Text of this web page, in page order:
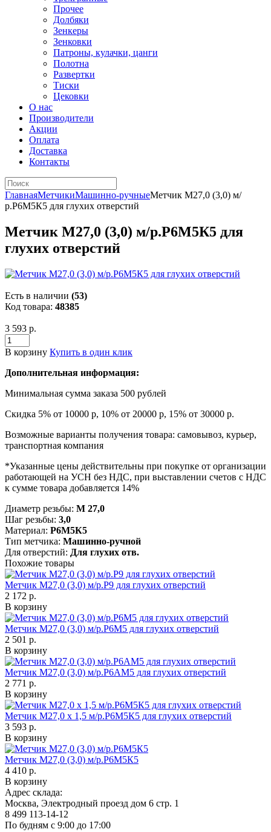
Прочее
Долбяки
Зенкеры
Зенковки
Патроны, кулачки, цанги
Полотна
Развертки
Тиски
Цековки
О нас
Производители
Акции
Оплата
Доставка
Контакты
ГлавнаяМетчикиМашинно-ручныеМетчик М27,0 (3,0) м/
р.Р6М5К5 для глухих отверстий
Метчик М27,0 (3,0) м/р.Р6М5К5 для
глухих отверстий
Есть в наличии (53)
Код товара: 48385
3 593 р.
В корзину Купить в один клик
Дополнительная информация:
Минимальная сумма заказа 500 рублей
Скидка 5% от 10000 р, 10% от 20000 р, 15% от 30000 р.
Возможные варианты получения товара: самовывоз, курьер,
транспортная компания
*Указанные цены действительны при покупке от организации
работающей на УСН без НДС, при выставлении счетов с НДС
к сумме товара добавляется 14%
Диаметр резьбы: М 27,0
Шаг резьбы: 3,0
Материал: Р6М5К5
Тип метчика: Машинно-ручной
Для отверстий: Для глухих отв.
Похожие товары
Метчик М27,0 (3,0) м/р.Р9 для глухих отверстий
2 172 р.
В корзину
Метчик М27,0 (3,0) м/р.Р6М5 для глухих отверстий
2 501 р.
В корзину
Метчик М27,0 (3,0) м/р.Р6АМ5 для глухих отверстий
2 771 р.
В корзину
Метчик М27,0 х 1,5 м/р.Р6М5К5 для глухих отверстий
3 593 р.
В корзину
Метчик М27,0 (3,0) м/р.Р6М5К5
4 410 р.
В корзину
Адрес склада:
Москва, Электродный проезд дом 6 стр. 1
8 499 113-14-12
По будням с 9:00 до 17:00